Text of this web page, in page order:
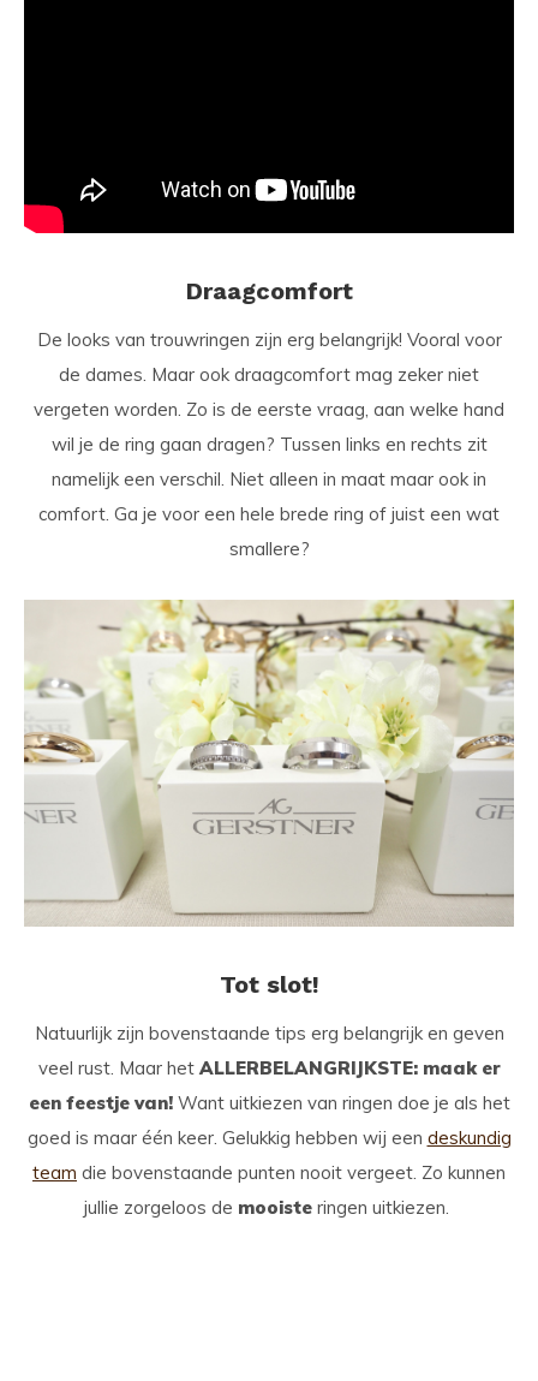
Draagcomfort
De looks van trouwringen zijn erg belangrijk! Vooral voor
de dames. Maar ook draagcomfort mag zeker niet
vergeten worden. Zo is de eerste vraag, aan welke hand
wil je de ring gaan dragen? Tussen links en rechts zit
namelijk een verschil. Niet alleen in maat maar ook in
comfort. Ga je voor een hele brede ring of juist een wat
smallere?
Tot slot!
Natuurlijk zijn bovenstaande tips erg belangrijk en geven
veel rust. Maar het ALLERBELANGRIJKSTE: maak er
een feestje van! Want uitkiezen van ringen doe je als het
goed is maar één keer. Gelukkig hebben wij een deskundig
team die bovenstaande punten nooit vergeet. Zo kunnen
jullie zorgeloos de mooiste ringen uitkiezen.